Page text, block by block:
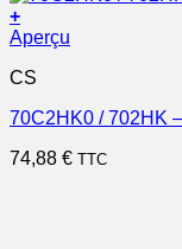
+
Aperçu
CS
70C2HK0 / 702HK
74,88 € TTC